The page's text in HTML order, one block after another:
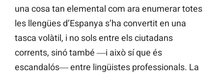
una cosa tan elemental com ara enumerar totes
les llengües d’Espanya s’ha convertit en una
tasca volàtil, i no sols entre els ciutadans
corrents, sinó també ―i això sí que és
escandalós― entre lingüistes professionals. La